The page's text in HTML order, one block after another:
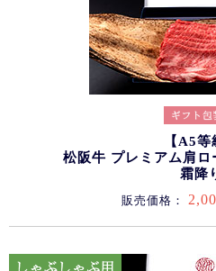
【A5等
松阪牛 プレミアム肩ロ
霜降
販売価格：